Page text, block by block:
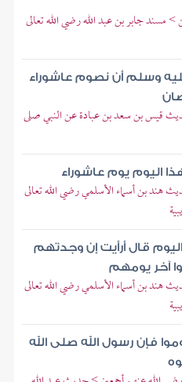
مسند جابر بن عبد الله رضي الله تعالى
وسلم أن نصوم عاشوراء
قيس بن سعد بن عبادة عن النبي صلى
اليوم يوم عاشوراء
هند بن أسماء الأسلمي رضي الله تعالى
قال أرأيت إن وجدتهم
آخر يومهم
هند بن أسماء الأسلمي رضي الله تعالى
فإن رسول الله صلى الله